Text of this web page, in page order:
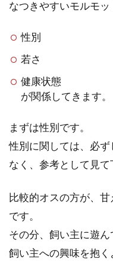
策
なつきやすいモルモッ
性別
若さ
健康状態
が関係してきます。
まずは性別です。
性別に関しては、必
なく、参考として見て
比較的オスの方が、
です。
その分、飼い主に遊ん
飼い主への興味を抱く